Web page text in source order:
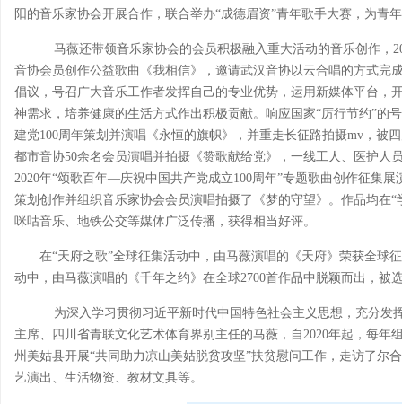
阳的音乐家协会开展合作，联合举办“成德眉资”青年歌手大赛，为青
马薇还带领音乐家协会的会员积极融入重大活动的音乐创作，
音协会员创作公益歌曲《我相信》，邀请武汉音协以云合唱的方式完
倡议，号召广大音乐工作者发挥自己的专业优势，运用新媒体平台，
神需求，培养健康的生活方式作出积极贡献。响应国家“厉行节约”的
建党100周年策划并演唱《永恒的旗帜》，并重走长征路拍摄mv，被
都市音协50余名会员演唱并拍摄《赞歌献给党》，一线工人、医护人
2020年“颂歌百年—庆祝中国共产党成立100周年”专题歌曲创作征集
策划创作并组织音乐家协会会员演唱拍摄了《梦的守望》。作品均在
咪咕音乐、地铁公交等媒体广泛传播，获得相当好评。
在“天府之歌”全球征集活动中，由马薇演唱的《天府》荣获全球
动中，由马薇演唱的《千年之约》在全球2700首作品中脱颖而出，被
为深入学习贯彻习近平新时代中国特色社会主义思想，充分发
主席、四川省青联文化艺术体育界别主任的马薇，自2020年起，每
州美姑县开展“共同助力凉山美姑脱贫攻坚”扶贫慰问工作，走访了尔
艺演出、生活物资、教材文具等。